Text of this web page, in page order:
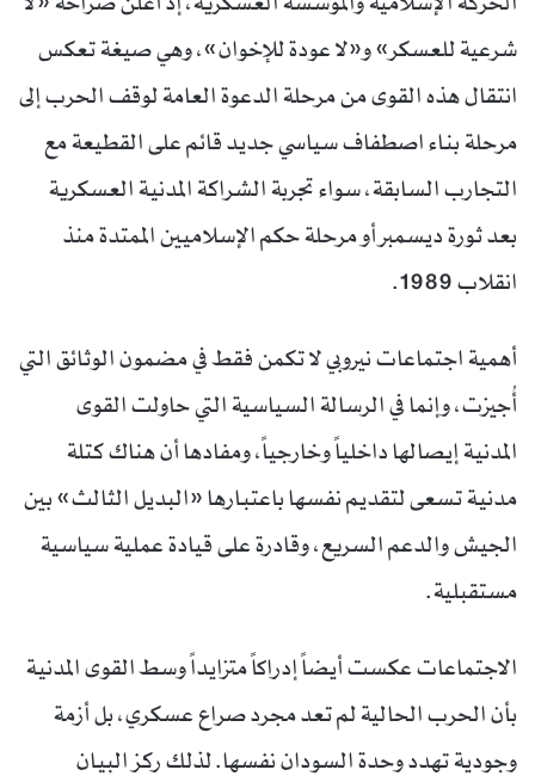
شرعية للعسكر» و«لا عودة للإخوان»، وهي صيغة تعكس
انتقال هذه القوى من مرحلة الدعوة العامة لوقف الحرب إلى
مرحلة بناء اصطفاف سياسي جديد قائم على القطيعة مع
التجارب السابقة، سواء تجربة الشراكة المدنية العسكرية
بعد ثورة ديسمبر أو مرحلة حكم الإسلاميين الممتدة منذ
انقلاب 1989.
أهمية اجتماعات نيروبي لا تكمن فقط في مضمون الوثائق التي
أُجيزت، وإنما في الرسالة السياسية التي حاولت القوى
المدنية إيصالها داخلياً وخارجياً، ومفادها أن هناك كتلة
مدنية تسعى لتقديم نفسها باعتبارها «البديل الثالث» بين
الجيش والدعم السريع، وقادرة على قيادة عملية سياسية
مستقبلية.
الاجتماعات عكست أيضاً إدراكاً متزايداً وسط القوى المدنية
بأن الحرب الحالية لم تعد مجرد صراع عسكري، بل أزمة
وجودية تهدد وحدة السودان نفسها. لذلك ركز البيان